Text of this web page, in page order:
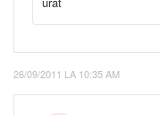
26/09/2011 LA 10:35 AM